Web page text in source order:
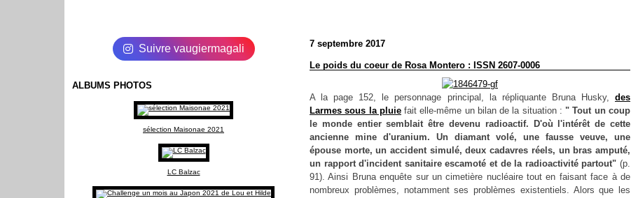
Suivre vaugiermagali
ALBUMS PHOTOS
sélection Maisonae 2021
LC Balzac
7 septembre 2017
Le poids du coeur de Rosa Montero : ISSN 2607-0006
A la page 152, le personnage principal, la répliquante Bruna Husky, des
Larmes sous la pluiefait elle-même un bilan de la situation : " Tout un coup
le monde entier semblait être devenu radioactif. D'où l'intérêt de cette
ancienne mine d'uranium. Un diamant volé, une fausse veuve, une
épouse morte, un accident simulé, deux cadavres réels, un bras amputé,
un rapport d'incident sanitaire escamoté et de la radioactivité partout" (p.
91). Ainsi Bruna enquête sur un cimetière nucléaire tout en faisant face à de
nombreux problèmes, notamment ses problèmes existentiels. Alors que les